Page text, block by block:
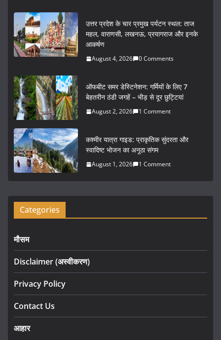
c
e
b
o
k
itt
er
ai
l
ar
e
उत्तर प्रदेश के चार प्रमुख पर्यटन स्थल: ताज
महल, वाराणसी, लखनऊ, प्रयागराज और इनके
आकर्षण
August 4, 2026 0 Comments
ऑफबीट समर डेस्टिनेशन: गर्मियों के लिए 7
बेहतरीन ठंडी जगहें – भीड़ से दूर छुट्टियां
August 2, 2026 1 Comment
कश्मीर यात्रा गाइड: प्राकृतिक सुंदरता और
स्वादिष्ट भोजन का अनूठा संगम
August 1, 2026 1 Comment
Categories
मौसम
Disclaimer (अस्वीकरण)
Privacy Policy
Contact Us
आहार